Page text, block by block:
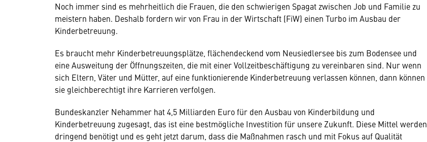
Noch immer sind es mehrheitlich die Frauen, die den schwierigen Spagat zwischen Job und Familie zu
meistern haben. Deshalb fordern wir von Frau in der Wirtschaft (FiW) einen Turbo im Ausbau der
Kinderbetreuung.
Es braucht mehr Kinderbetreuungsplätze, flächendeckend vom Neusiedlersee bis zum Bodensee und
eine Ausweitung der Öffnungszeiten, die mit einer Vollzeitbeschäftigung zu vereinbaren sind. Nur wenn
sich Eltern, Väter und Mütter, auf eine funktionierende Kinderbetreuung verlassen können, dann können
sie gleichberechtigt ihre Karrieren verfolgen.
Bundeskanzler Nehammer hat 4,5 Milliarden Euro für den Ausbau von Kinderbildung und
Kinderbetreuung zugesagt, das ist eine bestmögliche Investition für unsere Zukunft. Diese Mittel werden
dringend benötigt und es geht jetzt darum, dass die Maßnahmen rasch und mit Fokus auf Qualität